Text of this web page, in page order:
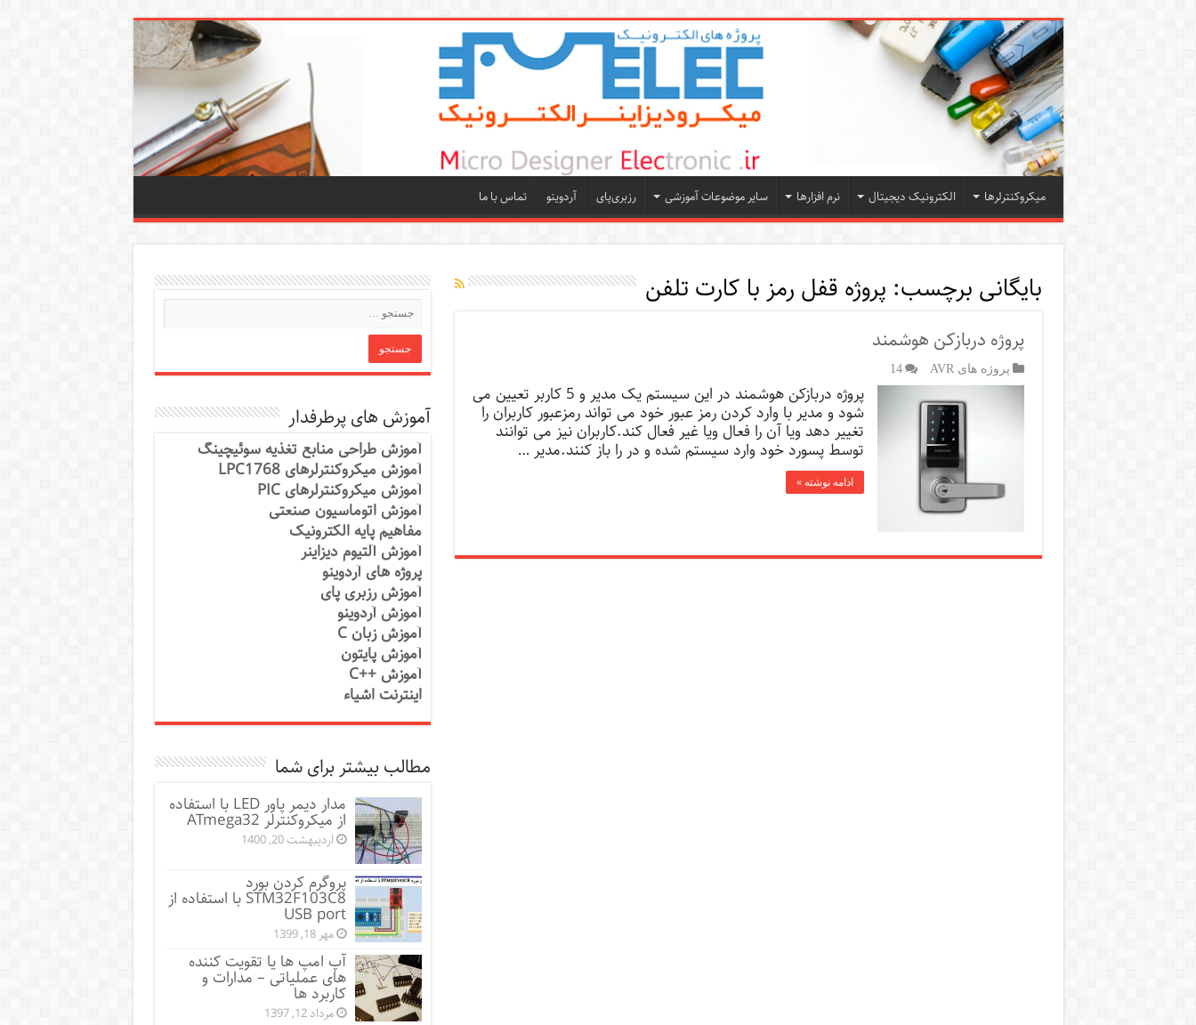
میکروکنترلرها الکترونیک دیجیتال نرم افزارها سایر موضوعات آموزشی رزبری‌پای آردوینو تماس با ما
بایگانی برچسب: پروژه قفل رمز با کارت تلفن
پروژه دربازکن هوشمند
پروژه های AVR 14
پروژه دربازکن هوشمند در این سیستم یک مدیر و 5 کاربر تعیین می
شود و مدیر با وارد کردن رمز عبور خود می تواند رمزعبور کاربران را
تغییر دھد ویا آن را فعال ویا غیر فعال کند.کاربران نیز می توانند
توسط پسورد خود وارد سیستم شده و در را باز کنند.مدیر …
ادامه نوشته »
آموزش های پرطرفدار
آموزش طراحی منابع تغذیه سوئیچینگ
آموزش میکروکنترلرهای LPC1768
آموزش میکروکنترلرهای PIC
آموزش اتوماسیون صنعتی
مفاهیم پایه الکترونیک
آموزش آلتیوم دیزاینر
پروژه های آردوینو
آموزش رزبری پای
آموزش آردوینو
آموزش زبان C
آموزش پایتون
آموزش ++C
اینترنت اشیاء
مطالب بیشتر برای شما
مدار دیمر پاور LED با استفاده
از میکروکنترلر ATmega32
اردیبهشت 20, 1400
پروگرم کردن بورد
STM32F103C8 با استفاده از
USB port
مهر 18, 1399
آپ امپ ها یا تقویت کننده
های عملیاتی – مدارات و
کاربرد ها
مرداد 12, 1397